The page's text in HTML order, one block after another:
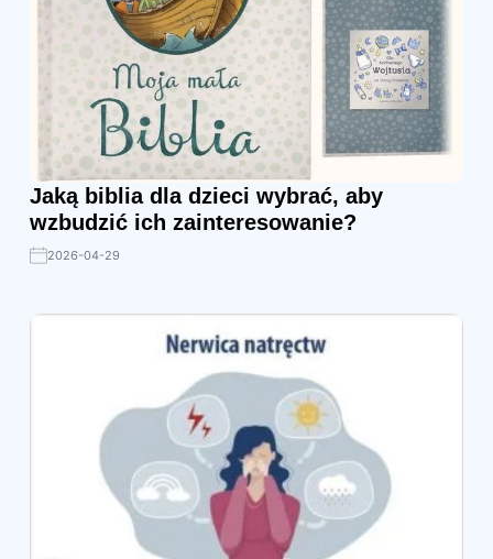
Jaką biblia dla dzieci wybrać, aby
wzbudzić ich zainteresowanie?
2026-04-29